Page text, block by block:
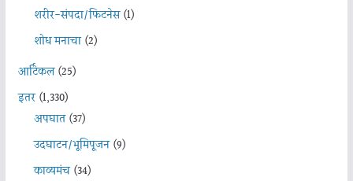
शरीर-संपदा/फिटनेस(1)
शोध मनाचा(2)
आर्टिकल(25)
इतर(1,330)
अपघात(37)
उदघाटन/भूमिपूजन(9)
काव्यमंच(34)